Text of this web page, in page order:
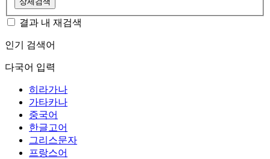
결과 내 재검색
인기 검색어
다국어 입력
히라가나
가타카나
중국어
한글고어
그리스문자
프랑스어